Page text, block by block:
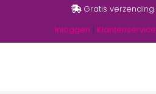
Gratis verzending vanaf €75,-
Inloggen | Klantenservice